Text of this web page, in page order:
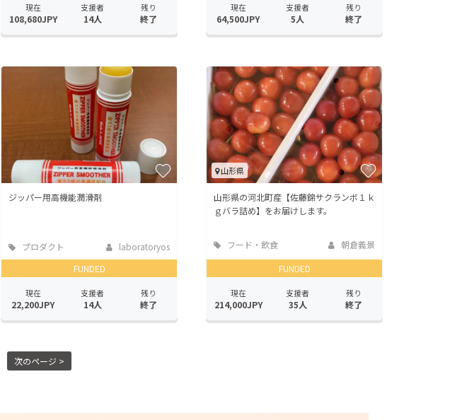
現在
108,680JPY
支援者
14人
残り
終了
現在
64,500JPY
支援者
5人
残り
終了
ジッパー用高機能潤滑剤
プロダクト
laboratoryos
FUNDED
現在
22,200JPY
支援者
14人
残り
終了
山形県
山形県の河北町産【佐藤錦サクランボ１ｋ
ｇバラ詰め】をお届けします。
フード・飲食
朝倉義景
FUNDED
現在
214,000JPY
支援者
35人
残り
終了
次のページ >